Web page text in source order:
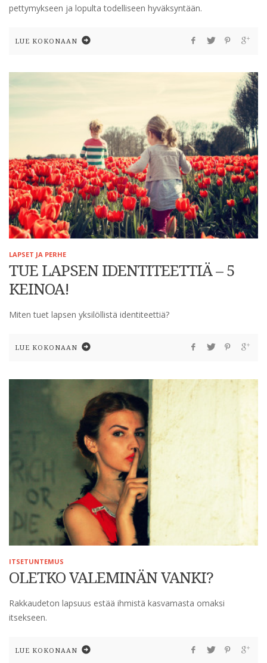
pettymykseen ja lopulta todelliseen hyväksyntään.
LUE KOKONAAN
LAPSET JA PERHE
TUE LAPSEN IDENTITEETTIÄ – 5
KEINOA!
Miten tuet lapsen yksilöllistä identiteettiä?
LUE KOKONAAN
ITSETUNTEMUS
OLETKO VALEMINÄN VANKI?
Rakkaudeton lapsuus estää ihmistä kasvamasta omaksi
itsekseen.
LUE KOKONAAN